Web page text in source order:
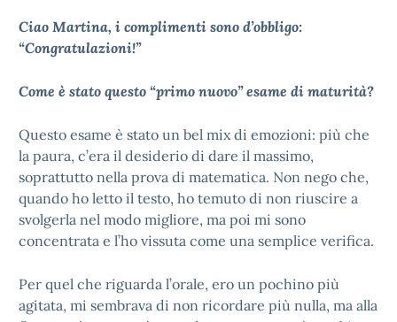
Ciao Martina, i complimenti sono d’obbligo:
“Congratulazioni!”
Come è stato questo “primo nuovo” esame di maturità?
Questo esame è stato un bel mix di emozioni: più che
la paura, c’era il desiderio di dare il massimo,
soprattutto nella prova di matematica. Non nego che,
quando ho letto il testo, ho temuto di non riuscire a
svolgerla nel modo migliore, ma poi mi sono
concentrata e l’ho vissuta come una semplice verifica.
Per quel che riguarda l’orale, ero un pochino più
agitata, mi sembrava di non ricordare più nulla, ma alla